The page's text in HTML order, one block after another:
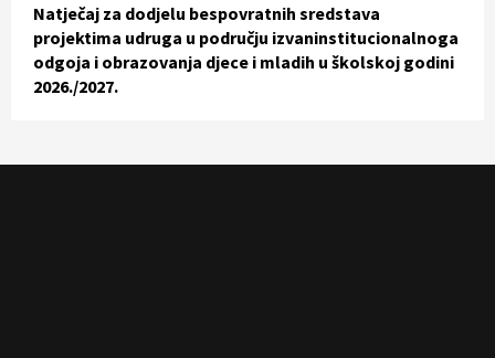
Natječaj za dodjelu bespovratnih sredstava
projektima udruga u području izvaninstitucionalnoga
odgoja i obrazovanja djece i mladih u školskoj godini
2026./2027.